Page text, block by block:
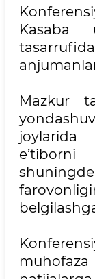
Kasaba
Mazkur